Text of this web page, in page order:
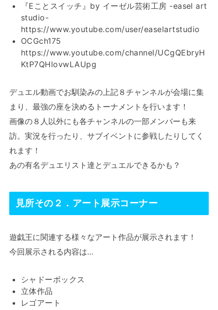
『Eことスイッチ』by イーゼル芸術工房 -easel art
studio-
https://www.youtube.com/user/easelartstudio
OCGch175
https://www.youtube.com/channel/UCgQEbryH
KtP7QHlovwLAUpg
デュエル動画でお馴染みの上記８チャンネルが会場に集
まり、最強の座を決めるトーナメントを行います！
画像の８人以外にも各チャンネルの一部メンバーも来
訪。実況を行ったり、サブイベントに参戦したりしてく
れます！
あの有名デュエリスト達とデュエルできるかも？
見所その２．アート展示コーナー
遊戯王に関連する様々なアート作品が展示されます！
今回展示される内容は…
シャドーボックス
立体作品
レゴアート